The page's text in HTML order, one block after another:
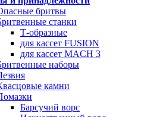
бритвы
станки
Т-образные
для кассет FUSION
для кассет MACH 3
наборы
камни
Барсучий ворс